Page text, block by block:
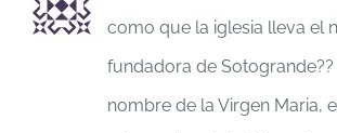
como que la iglesia lleva el
fundadora de
nombre de la Virgen Maria,